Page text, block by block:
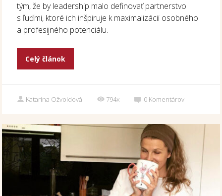
tým, že by leadership malo definovať partnerstvo
s ľuďmi, ktoré ich inšpiruje k maximalizácii osobného
a profesijného potenciálu.
Celý článok
Katarína Ožvoldová 794x 0 Komentárov